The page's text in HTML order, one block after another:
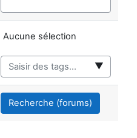
Éléments sélectionnés
Aucune sélection
▼
Recherche (forums)